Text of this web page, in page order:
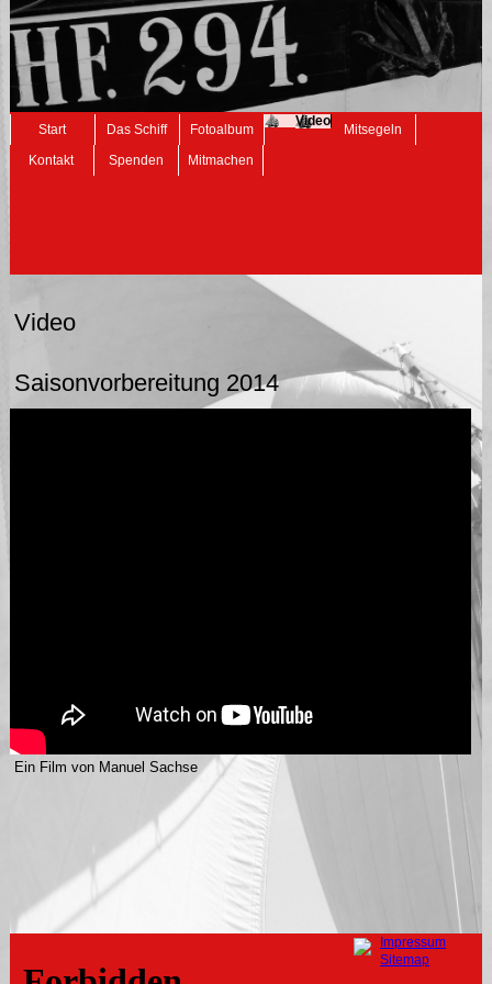
Navigation
überspringen
Start Das Schiff Fotoalbum
Video
Mitsegeln
Kontakt
Spenden Mitmachen
Video
Saisonvorbereitung 2014
Ein Film von Manuel Sachse
Navigation
überspringen
Impressum
Sitemap